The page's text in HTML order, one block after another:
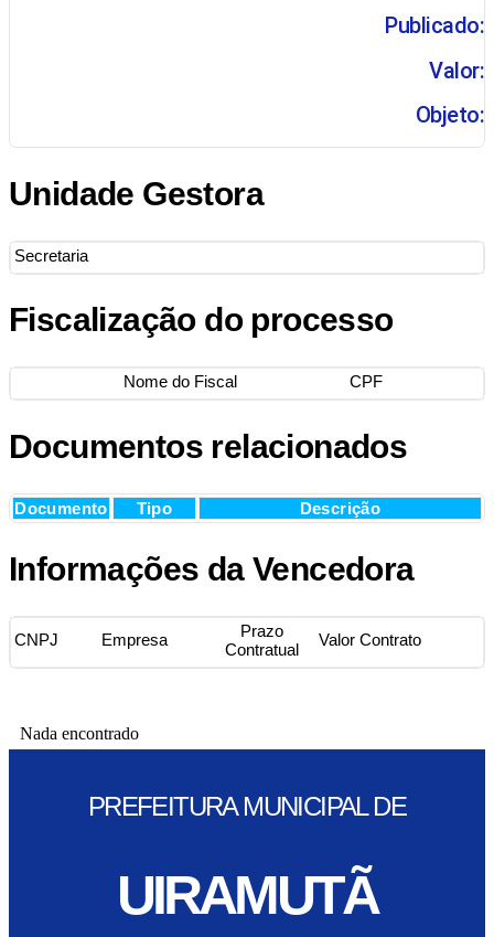
Publicado:
Valor:
Objeto:
Unidade Gestora
Secretaria
Fiscalização do processo
Nome do Fiscal CPF
Documentos relacionados
Documento Tipo Descrição
Informações da Vencedora
CNPJ Empresa
Prazo
Contratual
Valor Contrato
Nada encontrado
PREFEITURA MUNICIPAL DE
UIRAMUTÃ